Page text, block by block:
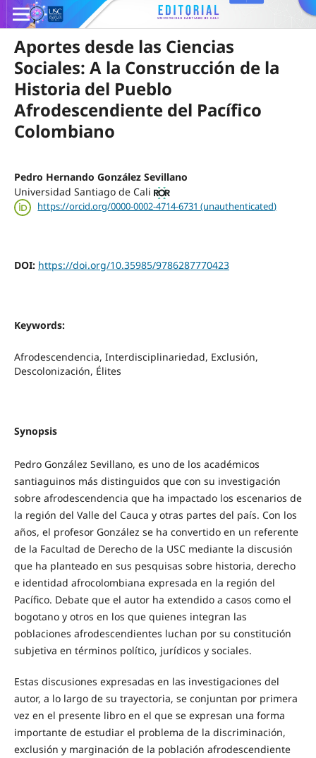
Aportes desde las Ciencias
Sociales: A la Construcción de la
Historia del Pueblo
Afrodescendiente del Pacífico
Colombiano
Pedro Hernando González Sevillano
Universidad Santiago de Cali
https://orcid.org/0000-0002-4714-6731 (unauthenticated)
DOI: https://doi.org/10.35985/9786287770423
Keywords:
Afrodescendencia, Interdisciplinariedad, Exclusión,
Descolonización, Élites
Synopsis
Pedro González Sevillano, es uno de los académicos
santiaguinos más distinguidos que con su investigación
sobre afrodescendencia que ha impactado los escenarios de
la región del Valle del Cauca y otras partes del país. Con los
años, el profesor González se ha convertido en un referente
de la Facultad de Derecho de la USC mediante la discusión
que ha planteado en sus pesquisas sobre historia, derecho
e identidad afrocolombiana expresada en la región del
Pacífico. Debate que el autor ha extendido a casos como el
bogotano y otros en los que quienes integran las
poblaciones afrodescendientes luchan por su constitución
subjetiva en términos político, jurídicos y sociales.
Estas discusiones expresadas en las investigaciones del
autor, a lo largo de su trayectoria, se conjuntan por primera
vez en el presente libro en el que se expresan una forma
importante de estudiar el problema de la discriminación,
exclusión y marginación de la población afrodescendiente